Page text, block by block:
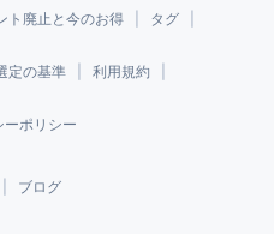
ト廃止と今のお得 タグ
定の基準 利用規約
ーポリシー
ブログ